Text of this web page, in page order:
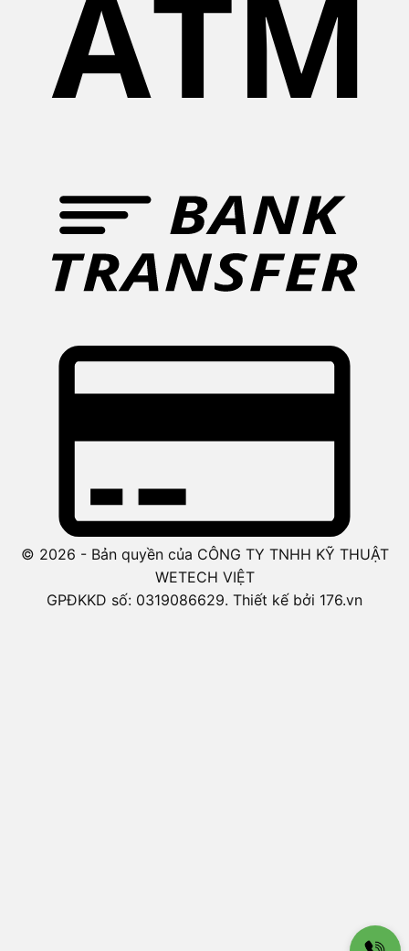
© 2026 - Bản quyền của CÔNG TY TNHH KỸ THUẬT
WETECH VIỆT
GPĐKKD số: 0319086629. Thiết kế bởi 176.vn